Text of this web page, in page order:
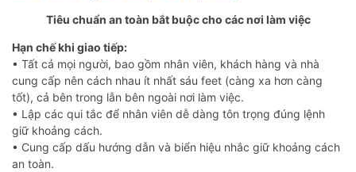
Tiêu chuẩn an toàn bắt buộc cho các nơi làm việc
Hạn chế khi giao tiếp:
• Tất cả mọi người, bao gồm nhân viên, khách hàng và nhà
cung cấp nên cách nhau ít nhất sáu feet (càng xa hơn càng
tốt), cả bên trong lẫn bên ngoài nơi làm việc.
• Lập các qui tắc để nhân viên dễ dàng tôn trọng đúng lệnh
giữ khoảng cách.
• Cung cấp dấu hướng dẫn và biển hiệu nhắc giữ khoảng cách
an toàn.